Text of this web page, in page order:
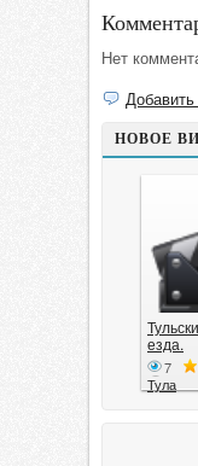
Нет
НОВОЕ
езда.
7
Тула